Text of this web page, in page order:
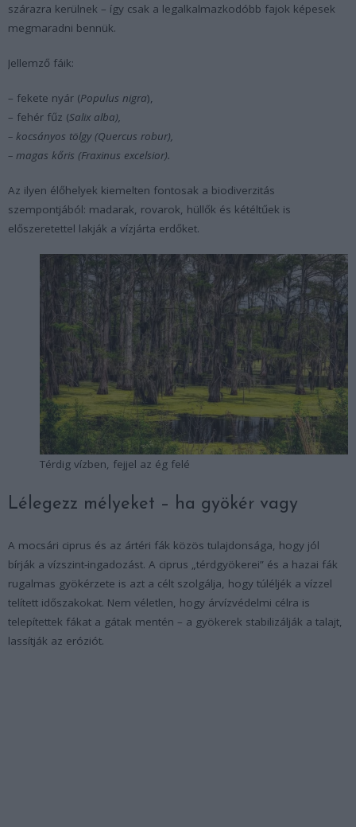
szárazra kerülnek – így csak a legalkalmazkodóbb fajok képesek
megmaradni bennük.
Jellemző fáik:
– fekete nyár (Populus nigra),
– fehér fűz (Salix alba),
– kocsányos tölgy (Quercus robur),
– magas kőris (Fraxinus excelsior).
Az ilyen élőhelyek kiemelten fontosak a biodiverzitás
szempontjából: madarak, rovarok, hüllők és kétéltűek is
előszeretettel lakják a vízjárta erdőket.
Térdig vízben, fejjel az ég felé
Lélegezz mélyeket – ha gyökér vagy
A mocsári ciprus és az ártéri fák közös tulajdonsága, hogy jól
bírják a vízszint-ingadozást. A ciprus „térdgyökerei” és a hazai fák
rugalmas gyökérzete is azt a célt szolgálja, hogy túléljék a vízzel
telített időszakokat. Nem véletlen, hogy árvízvédelmi célra is
telepítettek fákat a gátak mentén – a gyökerek stabilizálják a talajt,
lassítják az eróziót.